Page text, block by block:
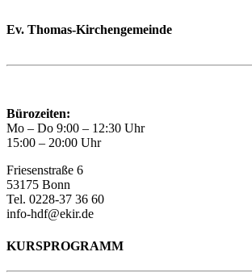
Ev. Thomas-Kirchengemeinde
Bürozeiten:
Mo – Do 9:00 – 12:30 Uhr
15:00 – 20:00 Uhr
Friesenstraße 6
53175 Bonn
Tel. 0228-37 36 60
info-hdf@ekir.de
KURSPROGRAMM